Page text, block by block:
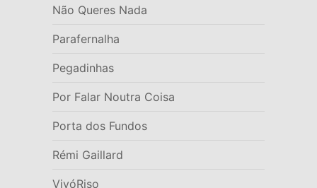
Não Queres Nada
Parafernalha
Pegadinhas
Por Falar Noutra Coisa
Porta dos Fundos
Rémi Gaillard
VivóRiso